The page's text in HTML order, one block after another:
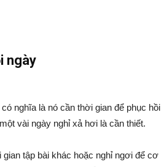
ngày
nghĩa là nó cần thời gian để phục hồi
vài ngày nghỉ xả hơi là cần thiết.
tập bài khác hoặc nghỉ ngơi để cơ